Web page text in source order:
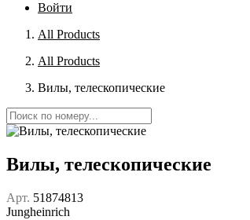
Войти
All Products
All Products
Вилы, телескопические
Вилы, телескопические
Арт. 51874813
Jungheinrich